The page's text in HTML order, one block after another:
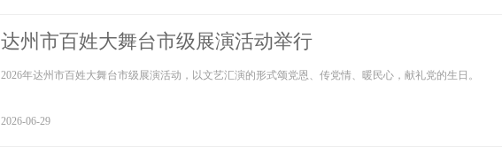
达州市百姓大舞台市级展演活动举行
2026年达州市百姓大舞台市级展演活动，以文艺汇演的形式颂党恩、传党情、暖民心，献礼党的生日。
2026-06-29